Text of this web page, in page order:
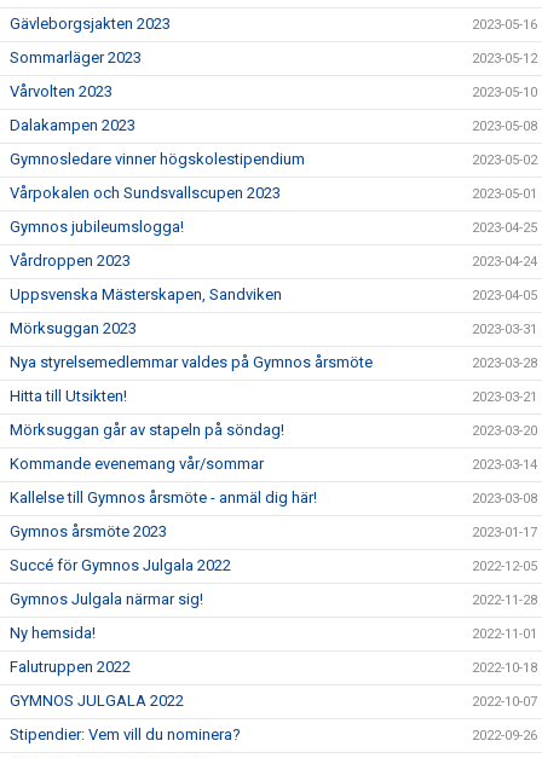
Gävleborgsjakten 2023 2023-05-16
Sommarläger 2023 2023-05-12
Vårvolten 2023 2023-05-10
Dalakampen 2023 2023-05-08
Gymnosledare vinner högskolestipendium 2023-05-02
Vårpokalen och Sundsvallscupen 2023 2023-05-01
Gymnos jubileumslogga! 2023-04-25
Vårdroppen 2023 2023-04-24
Uppsvenska Mästerskapen, Sandviken 2023-04-05
Mörksuggan 2023 2023-03-31
Nya styrelsemedlemmar valdes på Gymnos årsmöte 2023-03-28
Hitta till Utsikten! 2023-03-21
Mörksuggan går av stapeln på söndag! 2023-03-20
Kommande evenemang vår/sommar 2023-03-14
Kallelse till Gymnos årsmöte - anmäl dig här! 2023-03-08
Gymnos årsmöte 2023 2023-01-17
Succé för Gymnos Julgala 2022 2022-12-05
Gymnos Julgala närmar sig! 2022-11-28
Ny hemsida! 2022-11-01
Falutruppen 2022 2022-10-18
GYMNOS JULGALA 2022 2022-10-07
Stipendier: Vem vill du nominera? 2022-09-26